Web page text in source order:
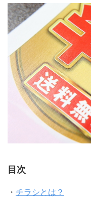
目次
・ チラシとは？